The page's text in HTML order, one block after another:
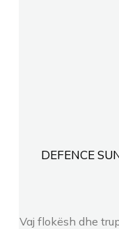
DEFENCE
Vaj flokësh dhe